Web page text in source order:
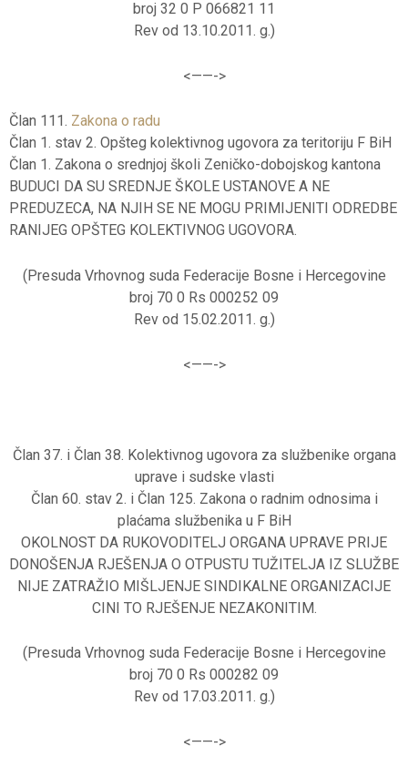
broj 32 0 P 066821 11
Rev od 13.10.2011. g.)
<——->
Član 111. Zakona o radu
Član 1. stav 2. Opšteg kolektivnog ugovora za teritoriju F BiH
Član 1. Zakona o srednjoj školi Zeničko-dobojskog kantona
BUDUCI DA SU SREDNJE ŠKOLE USTANOVE A NE
PREDUZECA, NA NJIH SE NE MOGU PRIMIJENITI ODREDBE
RANIJEG OPŠTEG KOLEKTIVNOG UGOVORA.
(Presuda Vrhovnog suda Federacije Bosne i Hercegovine
broj 70 0 Rs 000252 09
Rev od 15.02.2011. g.)
<——->
Član 37. i Član 38. Kolektivnog ugovora za službenike organa
uprave i sudske vlasti
Član 60. stav 2. i Član 125. Zakona o radnim odnosima i
plaćama službenika u F BiH
OKOLNOST DA RUKOVODITELJ ORGANA UPRAVE PRIJE
DONOŠENJA RJEŠENJA O OTPUSTU TUŽITELJA IZ SLUŽBE
NIJE ZATRAŽIO MIŠLJENJE SINDIKALNE ORGANIZACIJE
CINI TO RJEŠENJE NEZAKONITIM.
(Presuda Vrhovnog suda Federacije Bosne i Hercegovine
broj 70 0 Rs 000282 09
Rev od 17.03.2011. g.)
<——->